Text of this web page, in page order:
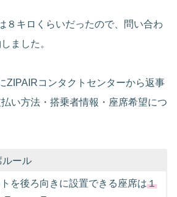
８キロくらいだったので、問い合わ
ました。
ZIPAIRコンタクトセンターから返事
い方法・搭乗者情報・座席希望につ
ルール
を後ろ向きに設置できる座席は１